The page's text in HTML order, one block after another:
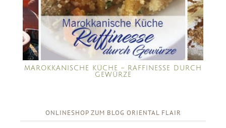
MAROKKANISCHE KÜCHE – RAFFINESSE DURCH
GEWÜRZE
ONLINESHOP ZUM BLOG ORIENTAL FLAIR